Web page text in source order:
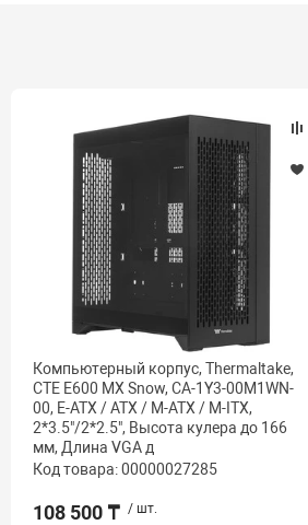
Компьютерный корпус, Thermaltake,
CTE E600 MX Snow, CA-1Y3-00M1WN-
00, E-ATX / ATX / M-ATX / M-ITX,
2*3.5"/2*2.5", Высота кулера до 166
мм, Длина VGA д
Код товара: 00000027285
108 500 ₸ / шт.